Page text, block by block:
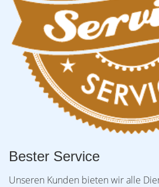
Bester Service
Unseren Kunden bieten wir alle